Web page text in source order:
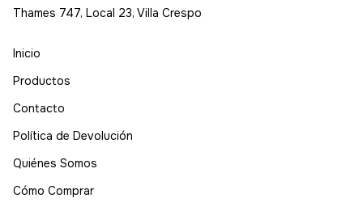
Thames 747, Local 23, Villa Crespo
Inicio
Productos
Contacto
Política de Devolución
Quiénes Somos
Cómo Comprar